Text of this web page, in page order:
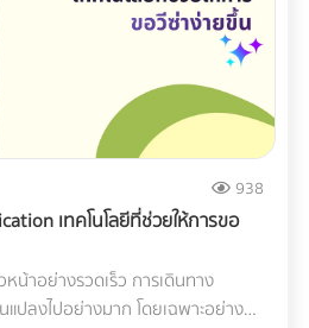
938
เทคโนโลยีที่ช่วยให้การขอ
น้าอย่างรวดเร็ว การเดินทาง
แปลงไปอย่างมาก โดยเฉพาะอย่างยิ่ง